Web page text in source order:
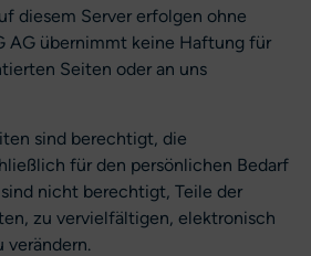
diesem Server erfolgen ohne
AG übernimmt keine Haftung für
Seiten oder an uns
sind berechtigt, die
für den persönlichen Bedarf
nicht berechtigt, Teile der
zu vervielfältigen, elektronisch
verändern.